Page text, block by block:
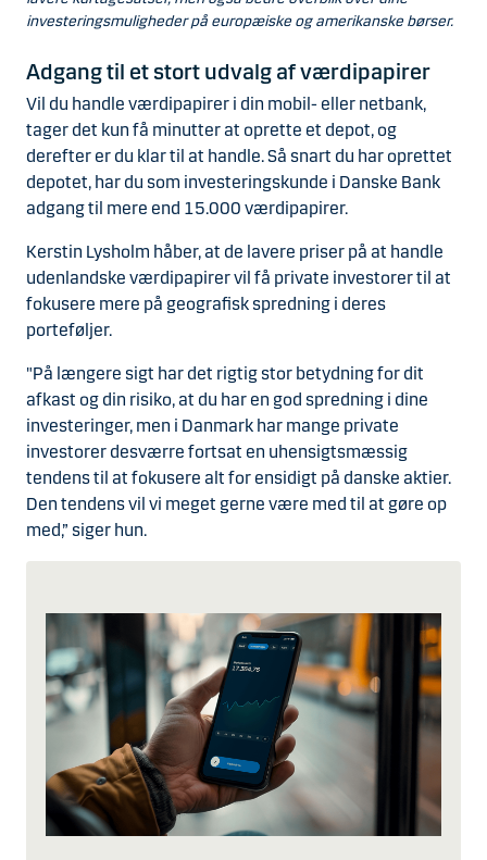
investeringsmuligheder på europæiske og amerikanske børser.
Adgang til et stort udvalg af værdipapirer
Vil du handle værdipapirer i din mobil- eller netbank,
tager det kun få minutter at oprette et depot, og
derefter er du klar til at handle. Så snart du har oprettet
depotet, har du som investeringskunde i Danske Bank
adgang til mere end 15.000 værdipapirer.
Kerstin Lysholm håber, at de lavere priser på at handle
udenlandske værdipapirer vil få private investorer til at
fokusere mere på geografisk spredning i deres
porteføljer.
"På længere sigt har det rigtig stor betydning for dit
afkast og din risiko, at du har en god spredning i dine
investeringer, men i Danmark har mange private
investorer desværre fortsat en uhensigtsmæssig
tendens til at fokusere alt for ensidigt på danske aktier.
Den tendens vil vi meget gerne være med til at gøre op
med,” siger hun.